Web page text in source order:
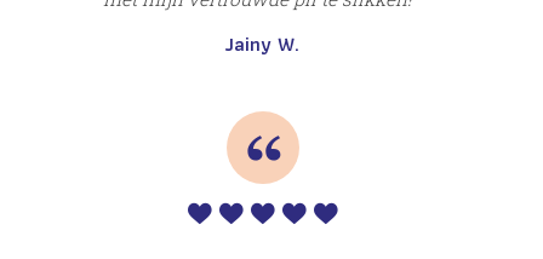
Jainy W.